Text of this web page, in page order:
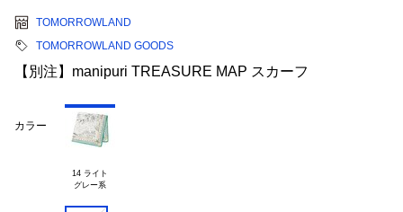
TOMORROWLAND
TOMORROWLAND GOODS
【別注】manipuri TREASURE MAP スカーフ
カラー
14 ライト